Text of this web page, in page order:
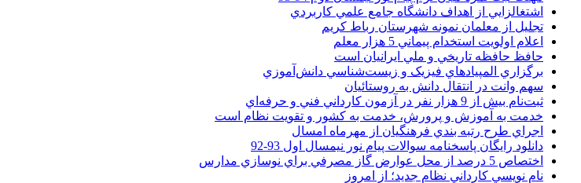
اشتغالزايي از اهداف دانشگاه جامع علمي کاربردي
تجليل از معلمان نمونه شهرستان رباط کريم
اعلام اولويت استخدام پيماني 5 هزار معلم
حافظ حافظه تاريخي و ملي ايرانيان است
برگزاري المپيادهاي فيزيک و زيست‌شناسي دانش‌آموزي
سهم وانت در انتقال دانش به روستائيان
ثبت‌نام بيش از 9 هزار نفر در آزمون کارداني فني و حرفه‌اي
خدمت به آموزش و پرورش، خدمت به کشور و تقويت نظام است
اجراي طرح رتبه بندي فرهنگيان از مهرماه امسال
دانلود رایگان پاسخنامه سوالات پیام نور نیمسال اول 93-92
اختصاص 5 درصد از محل عوارض گاز مصرفي براي نوسازي مدارس
نام نويسي کارداني نظام جديد؛ از امروز